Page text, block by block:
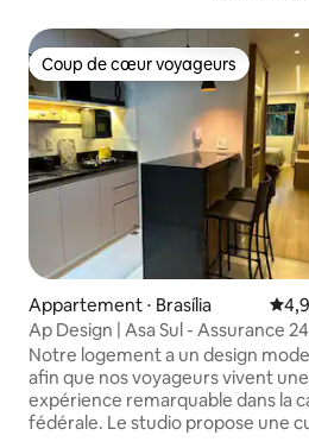
Coup de cœur voyageurs
Coup de cœur voyageurs
Appartement ⋅ Brasília
Ap Design | Asa Sul - Assurance
et climatisation
Notre logement a un design
afin que nos voyageurs vivent une
expérience remarquable dans la
fédérale. Le studio propose une